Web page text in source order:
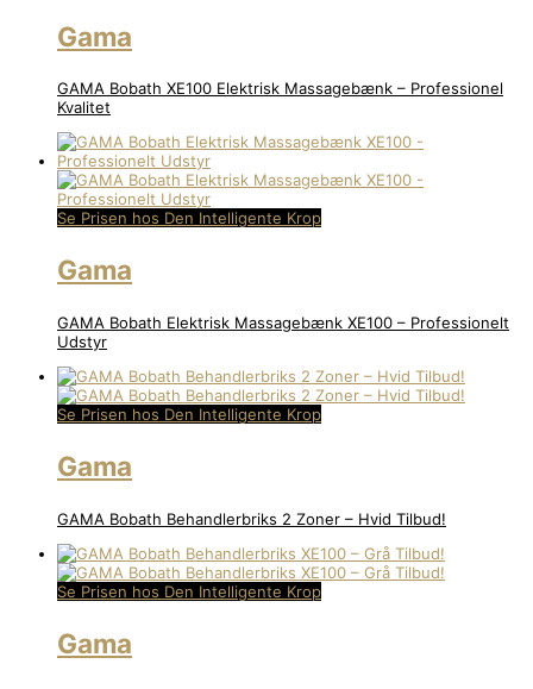
Gama
GAMA Bobath XE100 Elektrisk Massagebænk – Professionel
Kvalitet
Se Prisen hos Den Intelligente Krop
Gama
GAMA Bobath Elektrisk Massagebænk XE100 – Professionelt
Udstyr
Se Prisen hos Den Intelligente Krop
Gama
GAMA Bobath Behandlerbriks 2 Zoner – Hvid Tilbud!
Se Prisen hos Den Intelligente Krop
Gama